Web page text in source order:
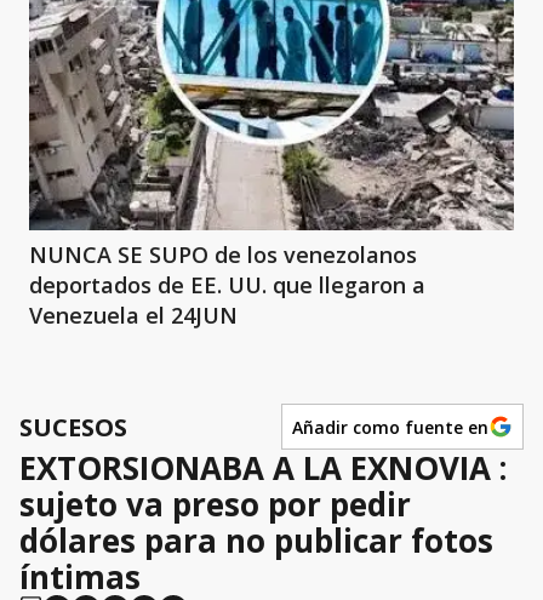
NUNCA SE SUPO de los venezolanos
deportados de EE. UU. que llegaron a
Venezuela el 24JUN
SUCESOS Añadir como fuente en
EXTORSIONABA A LA EXNOVIA :
sujeto va preso por pedir
dólares para no publicar fotos
íntimas